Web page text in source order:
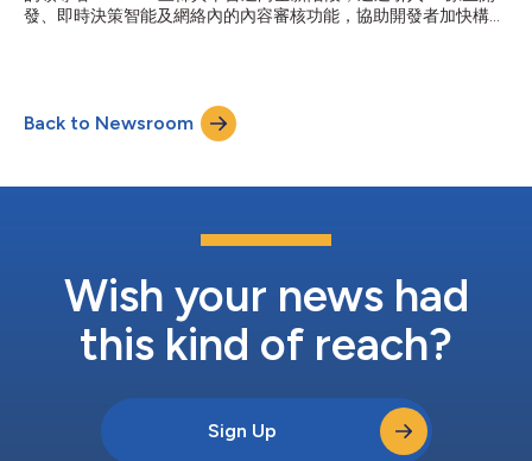
PubNub的堅定承諾：在平台和營運的各個方面始終堅守資料保
護、隱私和可靠性的高標準。 PubNub憑藉值得信賴的基礎設施，
發、即時決策智能及網絡內的內容審核功能，協助開發者加快構建
驗，」PubNub 行政總裁 Todd Greene 表示，「我們升級的平台將
AI、分析與審核功能融入開發者工作流程，使應用更加安全智能，
延遲更低，影響更廣。」 重新定義即時體驗的新功能： MCP
Protocol（MCP）伺服器，將大型語言模型（LLMs）與即時 SDK
Windsurf）。開發者只需輸入一項提示，即可生成如聊天、在線狀
態或資料同步等即時功能，無須離開編輯器或查閱文件。 AI 驅動
Back to Newsroom
Wish your news had
this kind of reach?
Sign Up